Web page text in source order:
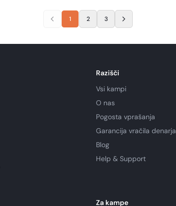
1 2 3
Razišči
Vsi kampi
O nas
Pogosta vprašanja
Garancija vračila denarja
Blog
Help & Support
Za kampe